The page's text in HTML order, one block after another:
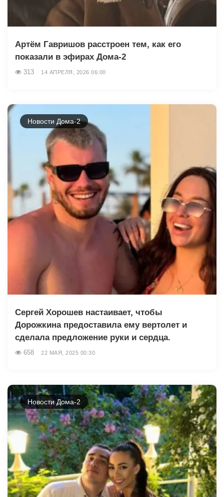
Артём Гавришов расстроен тем, как его
показали в эфирах Дома-2
313 14 АПРЕЛЯ, 2026 06:00
Новости Дома-2
Сергей Хорошев настаивает, чтобы
Дорожкина предоставила ему вертолет и
сделала предложение руки и сердца.
658 22 МАЯ, 2025 00:30
Новости Дома-2